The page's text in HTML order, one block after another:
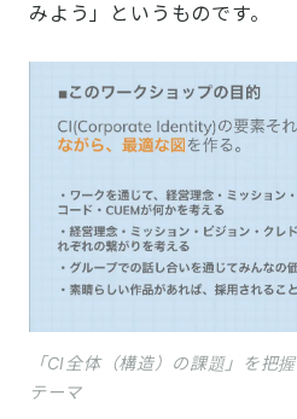
みよう」というものです。
「CI全体（構造）の課題」を把
テーマ